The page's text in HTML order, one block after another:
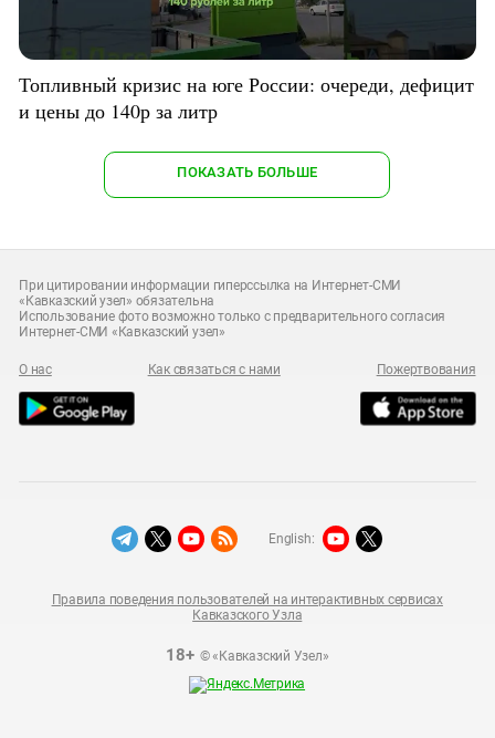
Топливный кризис на юге России: очереди, дефицит
и цены до 140р за литр
ПОКАЗАТЬ БОЛЬШЕ
При цитировании информации гиперссылка на Интернет-СМИ
«Кавказский узел» обязательна
Использование фото возможно только с предварительного согласия
Интернет-СМИ «Кавказский узел»
О нас Как связаться с нами Пожертвования
18+© «Кавказский Узел»
Правила поведения пользователей на интерактивных сервисах
Кавказского Узла
English: